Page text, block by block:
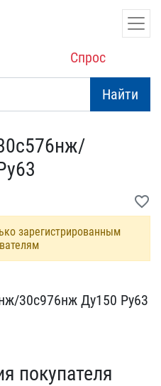
Спрос
Найти
favorite_border
зарегистрированным
​30с976нж Ду150 Ру63
покупателя